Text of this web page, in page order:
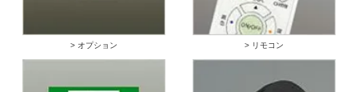
> オプション > リモコン